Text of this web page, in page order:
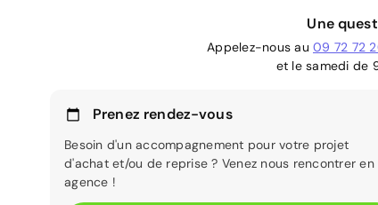
Une
Appelez-nous au 09 72 72
et le samedi de
Prenez rendez-vous
Besoin d'un accompagnement pour votre projet
d'achat et/ou de reprise ? Venez nous rencontrer en
agence !